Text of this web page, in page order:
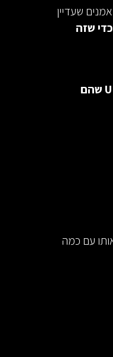
שעדיין
שזה
אחרי תקופה קצרה בתפקיד דוראנס הצהיר בפני כל המאמנים ב-UNC שהם
עם כמה